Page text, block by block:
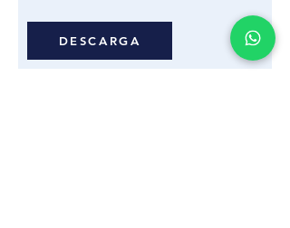
DESCARGA